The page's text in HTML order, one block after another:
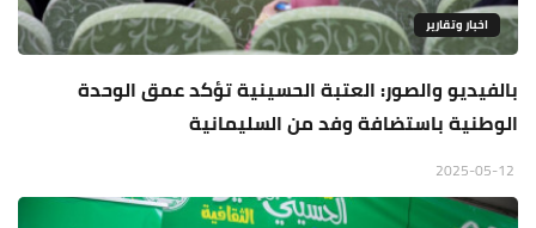
اخبار وتقارير
بالفيديو والصور: العتبة الحسينية تؤكد عمق الوحدة
الوطنية باستضافة وفد من السليمانية